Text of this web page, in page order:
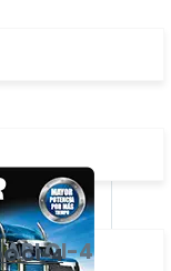
API CI-4
CI-4